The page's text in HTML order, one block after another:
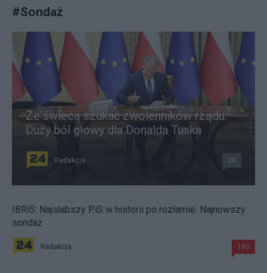
#Sondaż
Ze świecą szukać zwolenników rządu.
Duży ból głowy dla Donalda Tuska
Redakcja 38
IBRiS: Najsłabszy PiS w historii po rozłamie. Najnowszy
sondaż
Redakcja 180